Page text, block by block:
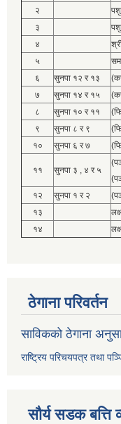
२
३
४
५
६
सुनपा १२ र १३
७
सुनपा १४ र १५
८
सुनपा १० र ११
९
सुनपा ८ र ९
१०
सुनपा ६ र ७
११ सुनपा ३ , ४ र ५
१२
सुनपा १ र २
१३
१४
ठेगाना परिवर्तन
साविकको ठेगाना
राष्ट्रिय परिचयपत्र तथा
सौर्य सडक बत्ति